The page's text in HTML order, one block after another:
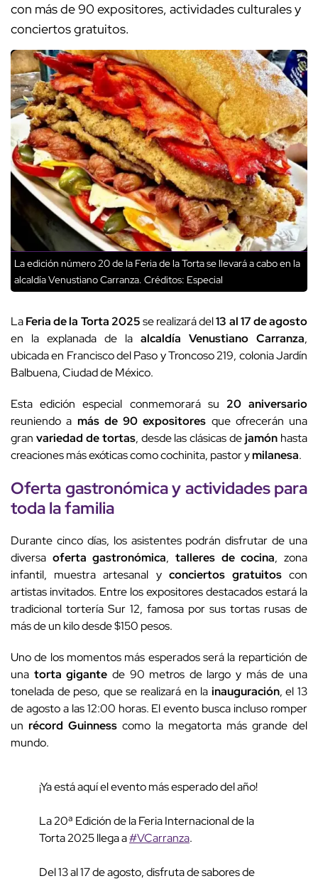
con más de 90 expositores, actividades culturales y
conciertos gratuitos.
La edición número 20 de la Feria de la Torta se llevará a cabo en la
alcaldía Venustiano Carranza. Créditos: Especial
LaFeria de la Torta 2025se realizará del13 al 17 de agosto
en la explanada de la alcaldía Venustiano Carranza,
ubicada en Francisco del Paso y Troncoso 219, colonia Jardín
Balbuena, Ciudad de México.
Esta edición especial conmemorará su 20 aniversario
reuniendo a más de 90 expositores que ofrecerán una
gran variedad de tortas, desde las clásicas dejamón hasta
creaciones más exóticas como cochinita, pastor ymilanesa.
Oferta gastronómica yactividadespara
toda la familia
Durante cinco días, los asistentes podrán disfrutar de una
diversa oferta gastronómica,talleres de cocina, zona
infantil, muestra artesanal y conciertos gratuitoscon
artistas invitados. Entre los expositores destacados estará la
tradicional tortería Sur 12, famosa por sus tortas rusas de
más de un kilo desde $150 pesos.
Uno de los momentos más esperados será la repartición de
una torta gigante de 90 metros de largo y más de una
tonelada de peso, que se realizará en la inauguración, el 13
de agosto a las 12:00 horas. El evento busca incluso romper
un récord Guinness como la megatorta más grande del
mundo.
¡Ya está aquí el evento más esperado del año!
La 20ª Edición de la Feria Internacional de la
Torta 2025 llega a#VCarranza.
Del 13 al 17 de agosto, disfruta de sabores de